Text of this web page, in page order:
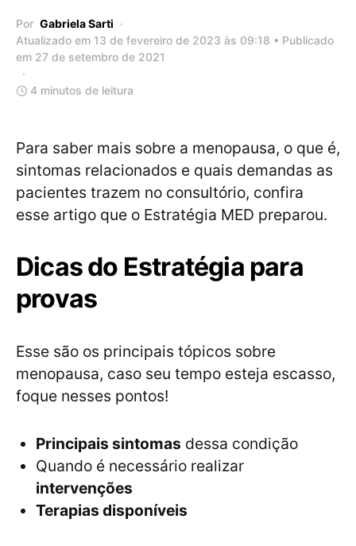
Por Gabriela Sarti
Atualizado em 13 de fevereiro de 2023 às 09:18 • Publicado
em 27 de setembro de 2021
4 minutos de leitura
Para saber mais sobre a menopausa, o que é,
sintomas relacionados e quais demandas as
pacientes trazem no consultório, confira
esse artigo que o Estratégia MED preparou.
Dicas do Estratégia para
provas
Esse são os principais tópicos sobre
menopausa, caso seu tempo esteja escasso,
foque nesses pontos!
Principais sintomas dessa condição
Quando é necessário realizar
intervenções
Terapias disponíveis